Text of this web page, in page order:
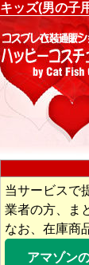
キッズ(男の子
当サービスで
業者の方、ま
なお、在庫商
アマゾン